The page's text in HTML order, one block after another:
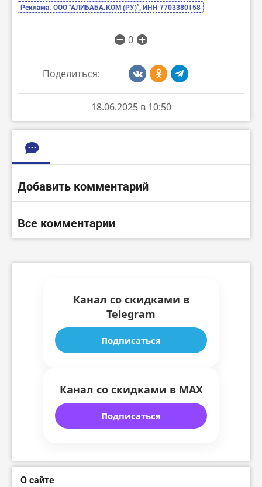
Реклама. ООО “АЛИБАБА.КОМ (РУ)”, ИНН 7703380158
0
Поделиться:
18.06.2025 в 10:50
Добавить комментарий
Все комментарии
Канал со скидками в
Telegram
Подписаться
Канал со скидками в MAX
Подписаться
О сайте